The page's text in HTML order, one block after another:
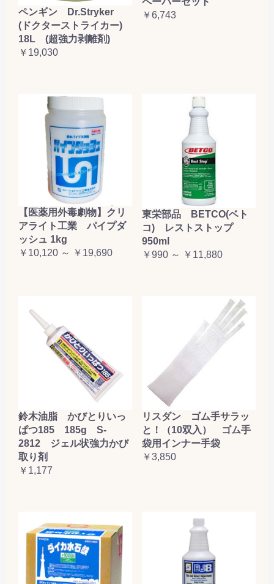
ペンギン Dr.Stryker
(ドクターストライカー)
18L (超強力剥離剤)
￥19,030
￥6,743
【医薬用外毒劇物】クリ
アライト工業 パイプダ
ッシュ 1kg
￥10,120 ～ ￥19,690
東栄部品 BETCO(ベト
コ) レストストップ
950ml
￥990 ～ ￥11,880
鈴木油脂 かびとりいっ
ぱつ185 185g S-
2812 ジェル状強力かび
取り剤
￥1,177
リスダン ゴム手サラッ
と！（10双入） ゴム手
袋用インナー手袋
￥3,850